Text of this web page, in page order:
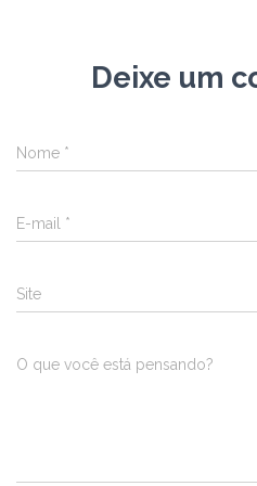
Deixe um
Nome *
E-mail *
Site
O que você está pensando?